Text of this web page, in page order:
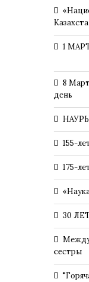
1
8
день
155-
175-
30
сестры